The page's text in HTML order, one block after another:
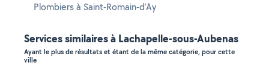
Plombiers à Saint-Romain-d'Ay
Services similaires à Lachapelle-sous-Aubenas
Ayant le plus de résultats et étant de la même catégorie, pour cette
ville